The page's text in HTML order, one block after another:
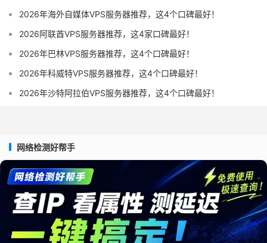
2026年海外自媒体VPS服务器推荐，这4个口碑最好！
2026阿联酋VPS服务器推荐，这4家口碑最好！
2026年巴林VPS服务器推荐，这4个口碑最好！
2026年科威特VPS服务器推荐，这4个口碑最好！
2026年沙特阿拉伯VPS服务器推荐，这4个口碑最好！
网络检测好帮手